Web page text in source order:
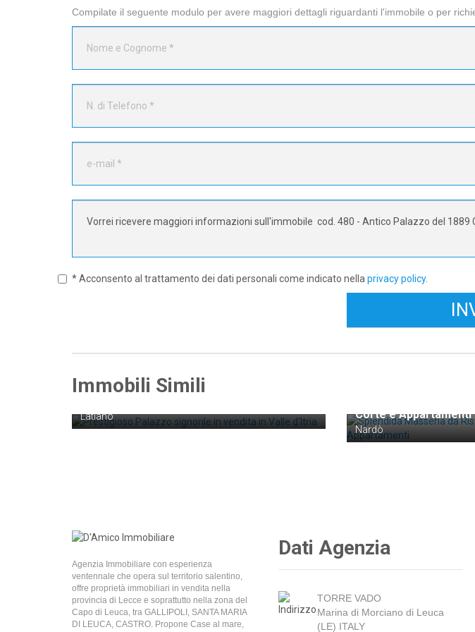
Compilate il seguente modulo per avere maggiori dettagli riguardanti l'immobile o per
* Acconsento al trattamento dei dati personali come indicato nella privacy policy.
Immobili Simili
Prestigioso Palazzo signorile in vendita in
Latiano
Corte e Appartamenti
Nardò
Agenzia Immobiliare con esperienza
ventennale che opera sul territorio salentino,
offre proprietà immobiliari in vendita nella
provincia di Lecce e soprattutto nella zona del
Capo di Leuca, tra GALLIPOLI, SANTA MARIA
DI LEUCA, CASTRO. Propone Case al mare,
Dati Agenzia
TORRE VADO
Marina di Morciano di Leuca
(LE) ITALY